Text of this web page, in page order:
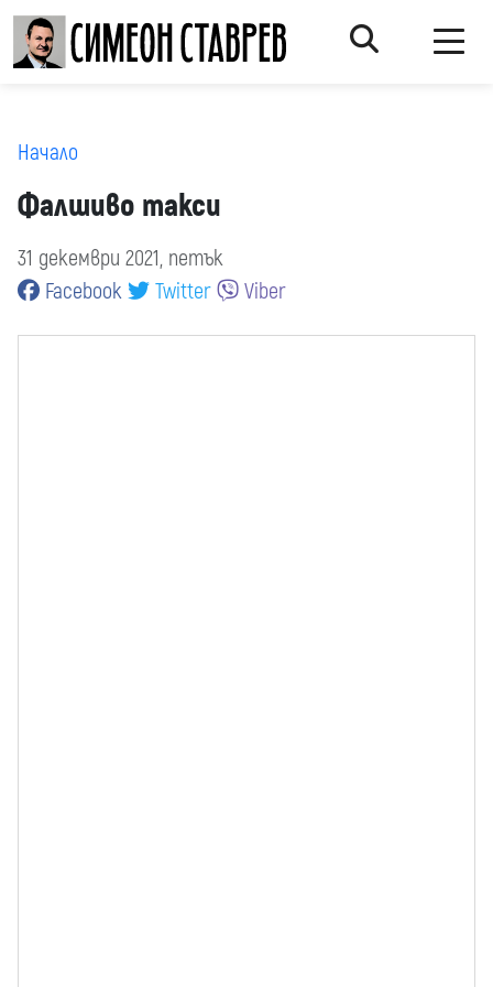
Начало
Фалшиво такси
31 декември 2021, петък
Facebook
Twitter Viber